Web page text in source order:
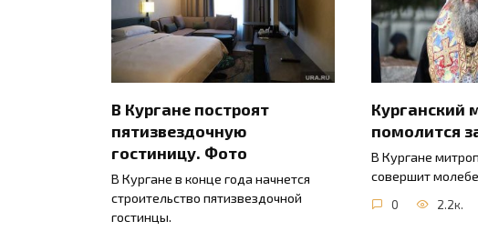
В Кургане построят
пятизвездочную
гостиницу. Фото
В Кургане в конце года начнется
строительство пятизвездочной
гостинцы.
Курганский
помолится
В Кургане
совершит
0 2.2к.